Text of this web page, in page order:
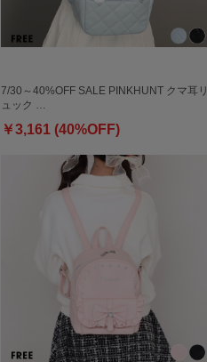
7/30～40%OFF SALE PINKHUNT クマ耳リ
ュック …
￥3,161 (40%OFF)